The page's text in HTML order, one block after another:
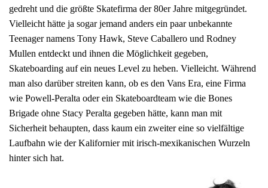
gedreht und die größte Skatefirma der 80er Jahre mitgegründet.
Vielleicht hätte ja sogar jemand anders ein paar unbekannte
Teenager namens Tony Hawk, Steve Caballero und Rodney
Mullen entdeckt und ihnen die Möglichkeit gegeben,
Skateboarding auf ein neues Level zu heben. Vielleicht. Während
man also darüber streiten kann, ob es den Vans Era, eine Firma
wie Powell-Peralta oder ein Skateboardteam wie die Bones
Brigade ohne Stacy Peralta gegeben hätte, kann man mit
Sicherheit behaupten, dass kaum ein zweiter eine so vielfältige
Laufbahn wie der Kalifornier mit irisch-mexikanischen Wurzeln
hinter sich hat.